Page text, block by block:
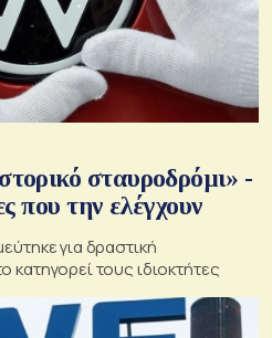
σταυροδρόμι» -
που την ελέγχουν
για δραστική
τους ιδιοκτήτες